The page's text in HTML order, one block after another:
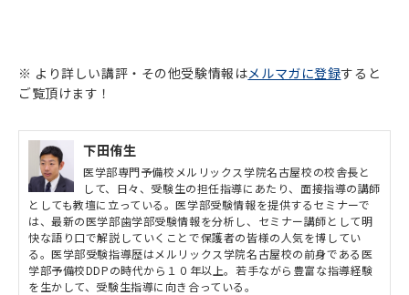
※ より詳しい講評・その他受験情報はメルマガに登録すると
ご覧頂けます！
下田侑生
医学部専門予備校メルリックス学院名古屋校の校舎長と
して、日々、受験生の担任指導にあたり、面接指導の講師
としても教壇に立っている。医学部受験情報を提供するセミナーで
は、最新の医学部歯学部受験情報を分析し、セミナー講師として明
快な語り口で解説していくことで保護者の皆様の人気を博してい
る。医学部受験指導歴はメルリックス学院名古屋校の前身である医
学部予備校DDPの時代から１０年以上。若手ながら豊富な指導経験
を生かして、受験生指導に向き合っている。